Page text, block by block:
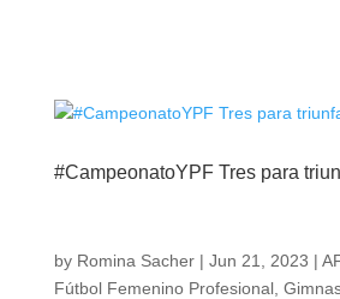
#CampeonatoYPF Tres para
by Romina Sacher| Jun 21, 2023 |
Fútbol Femenino Profesional,